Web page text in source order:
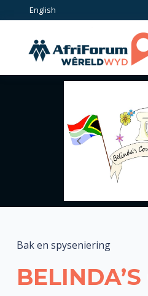
to
content
English
Bak en spyseniering